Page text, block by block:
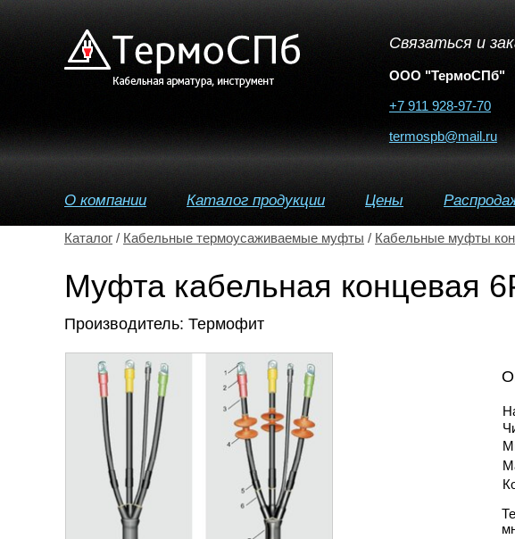
Связаться и
ООО "ТермоСПб"
+7 911 928-97-70
termospb@mail.ru
О компании Каталог продукции Цены
Каталог / Кабельные термоусаживаемые муфты / Кабельные муфты
Муфта кабельная концевая
Производитель: Термофит